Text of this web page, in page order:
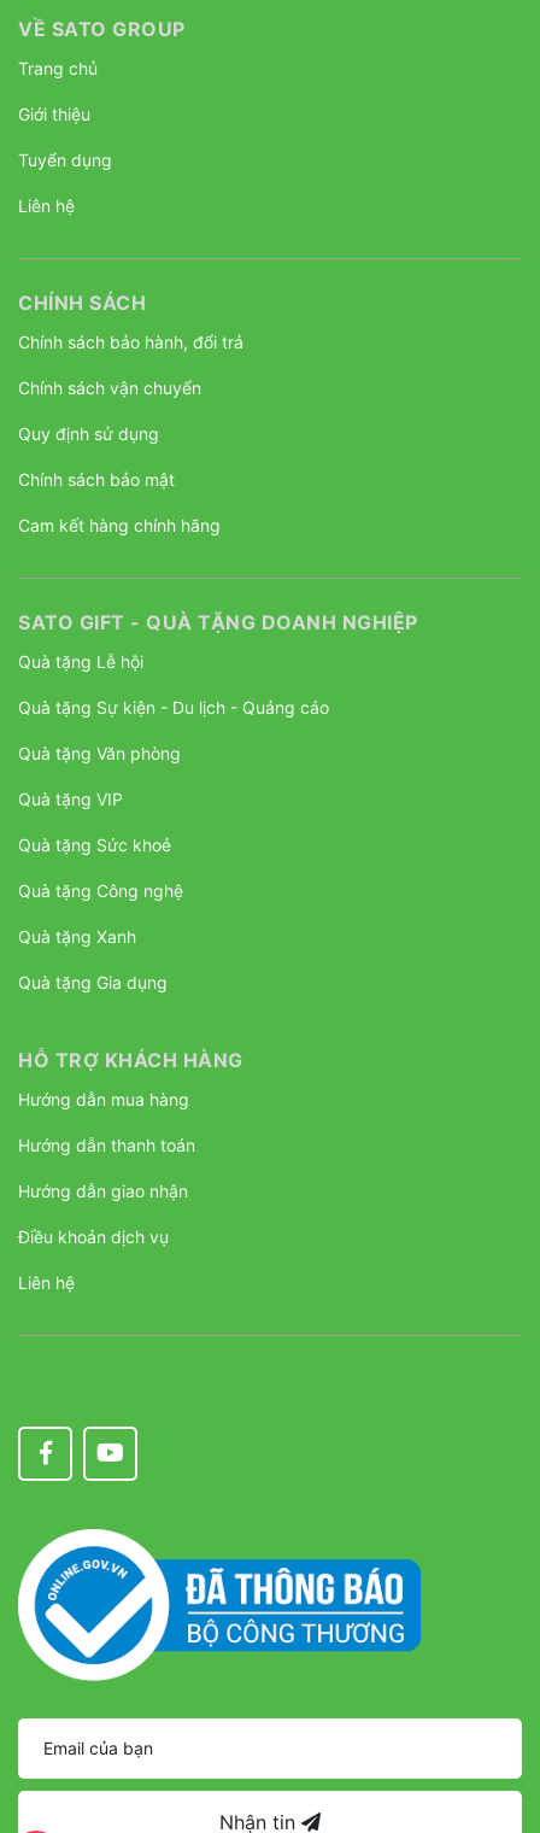
VỀ SATO GROUP
Trang chủ
Giới thiệu
Tuyển dụng
Liên hệ
CHÍNH SÁCH
Chính sách bảo hành, đổi trả
Chính sách vận chuyển
Quy định sử dụng
Chính sách bảo mật
Cam kết hàng chính hãng
SATO GIFT - QUÀ TẶNG DOANH NGHIỆP
Quà tặng Lễ hội
Quà tặng Sự kiện - Du lịch - Quảng cáo
Quà tặng Văn phòng
Quà tặng VIP
Quà tặng Sức khoẻ
Quà tặng Công nghệ
Quà tặng Xanh
Quà tặng Gia dụng
HỖ TRỢ KHÁCH HÀNG
Hướng dẫn mua hàng
Hướng dẫn thanh toán
Hướng dẫn giao nhận
Điều khoản dịch vụ
Liên hệ
Nhận tin